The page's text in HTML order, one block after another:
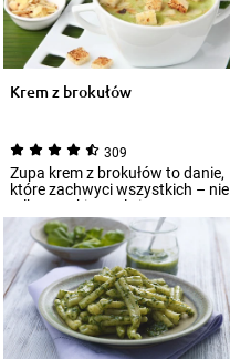
Krem z brokułów
309
Zupa krem z brokułów to danie,
które zachwyci wszystkich – nie
tylko smakiem, ale i prostotą
przy...